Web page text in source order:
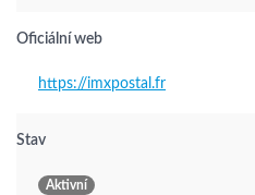
Oficiální web
https://imxpostal.fr
Stav
Aktivní